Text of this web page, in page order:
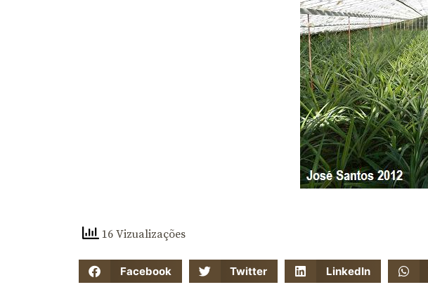
16 Vizualizações
Facebook Twitter LinkedIn